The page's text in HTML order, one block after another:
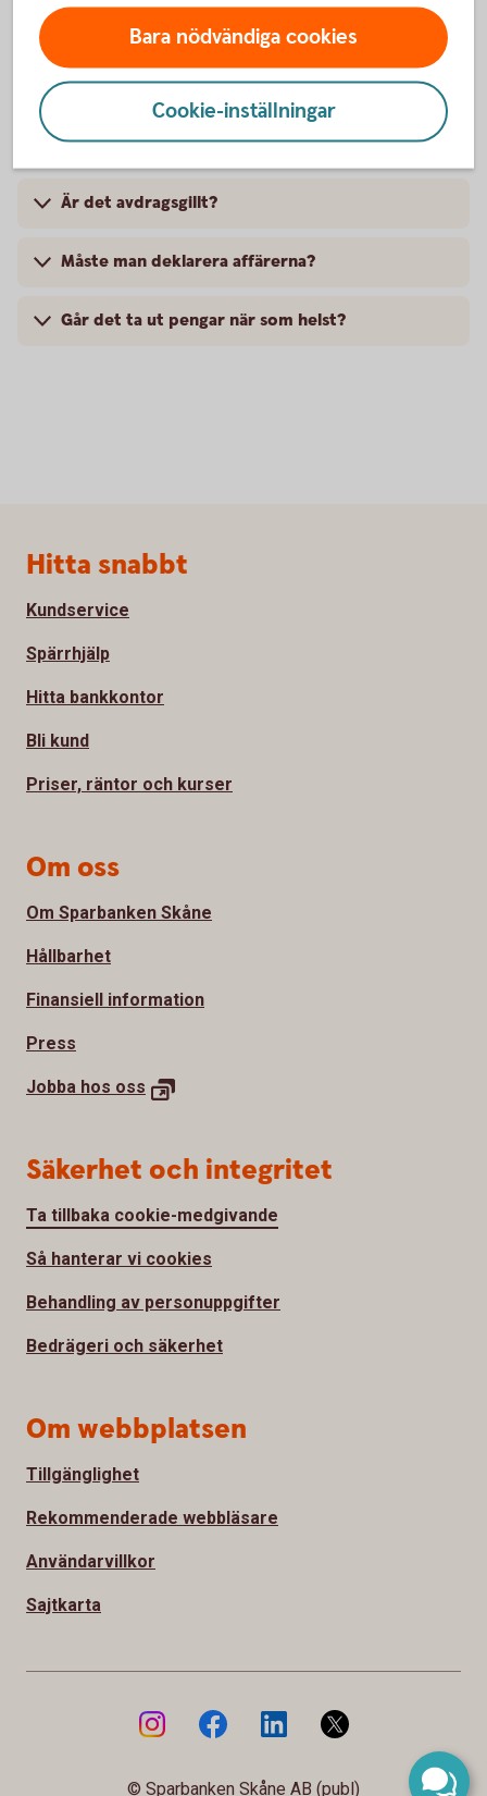
Vanliga frågor och svar
Är det avdragsgillt?
Måste man deklarera affärerna?
Går det ta ut pengar när som helst?
Bara nödvändiga cookies
Cookie-inställningar
Sidfot
Hitta snabbt
Kundservice
Spärrhjälp
Hitta bankkontor
Bli kund
Priser, räntor och kurser
Om oss
Om Sparbanken Skåne
Hållbarhet
Finansiell information
Press
Jobba hos oss
Säkerhet och integritet
Ta tillbaka cookie-medgivande
Så hanterar vi cookies
Behandling av personuppgifter
Bedrägeri och säkerhet
Om webbplatsen
Tillgänglighet
Rekommenderade webbläsare
Användarvillkor
Sajtkarta
© Sparbanken Skåne AB (publ)